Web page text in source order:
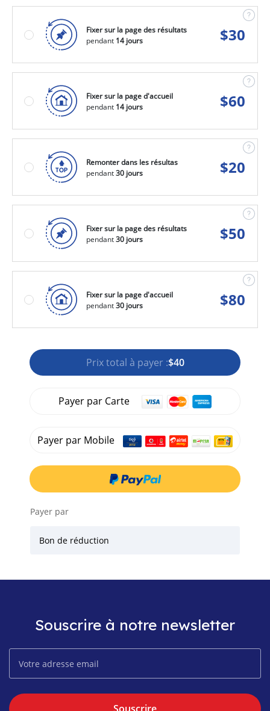
Fixer sur la page des résultats
pendant 14 jours $30
Fixer sur la page d'accueil
pendant 14 jours $60
Remonter dans les résultas
pendant30 jours $20
Fixer sur la page des résultats
pendant30 jours $50
Fixer sur la page d'accueil
pendant30 jours $80
Prix total à payer :$40
Payer par Carte
Payer par Mobile
Payer par
Bon de réduction
Souscrire à notre newsletter